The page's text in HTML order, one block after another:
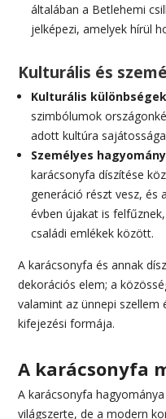
általában a Betlehemi
jelképezi, amelyek hírül
Kulturális és
Kulturális különbségek
szimbólumok
adott kultúra
Személyes
karácsonyfa díszítése
generáció részt vesz, és
évben újakat is
családi emlékek között.
A karácsonyfa és annak
dekorációs elem; a
valamint az ünnepi
kifejezési formája.
A karácsonyfa
A karácsonyfa
világszerte, de a modern